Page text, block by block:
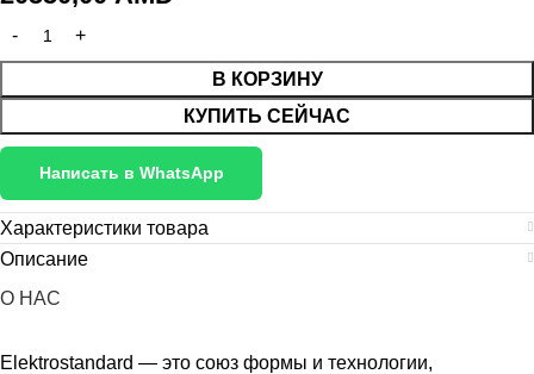
В КОРЗИНУ
КУПИТЬ СЕЙЧАС
Написать в WhatsApp
Характеристики товара
Описание
О НАС
Elektrostandard — это союз формы и технологии,